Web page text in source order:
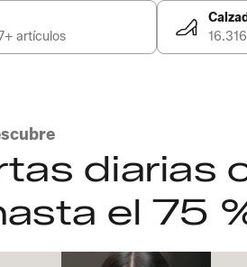
artículos
diarias
el 75